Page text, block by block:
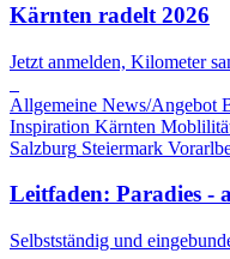
Kärnten radelt 2026
Jetzt anmelden, Kilometer
Allgemeine News/Angebot
Inspiration Kärnten
Salzburg Steiermark
Leitfaden: Paradies -
Selbstständig und